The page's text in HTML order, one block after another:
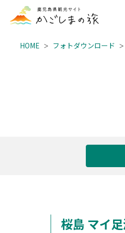
HOME フォトダウンロード
桜島 マイ